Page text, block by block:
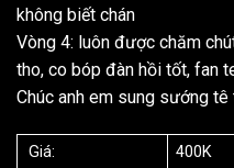
không biết chán
Vòng 4: luôn được chăm
tho, co bóp đàn hồi tốt, fan
Chúc anh em sung sướng tê
Giá:
400K